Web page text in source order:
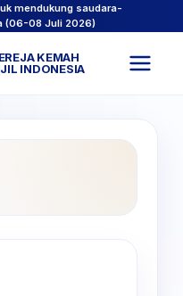
mendukung saudara-
(06-08 Juli 2026)
KEMAH
INDONESIA